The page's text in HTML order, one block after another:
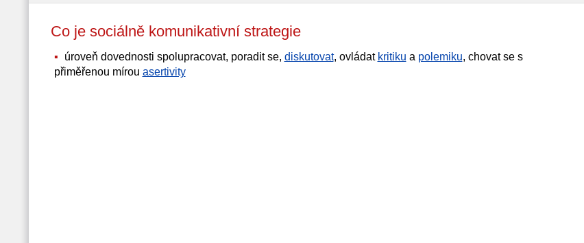
Co je sociálně komunikativní strategie
úroveň dovednosti spolupracovat, poradit se, diskutovat, ovládat kritiku a polemiku, chovat se s
přiměřenou mírou asertivity